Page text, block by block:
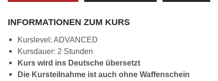
INFORMATIONEN ZUM KURS
Kurslevel: ADVANCED
Kursdauer: 2 Stunden
Kurs wird ins Deutsche übersetzt
Die Kursteilnahme ist auch ohne Waffenschein